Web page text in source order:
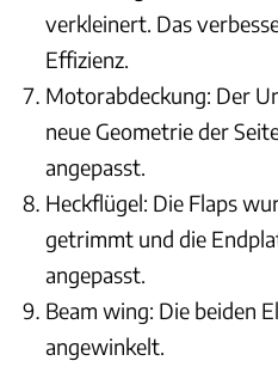
verkleinert. Das
Effizienz.
Motorabdeckung: Der
neue Geometrie der
angepasst.
Heckflügel: Die Flaps
getrimmt und die
angepasst.
Beam wing: Die beiden
angewinkelt.